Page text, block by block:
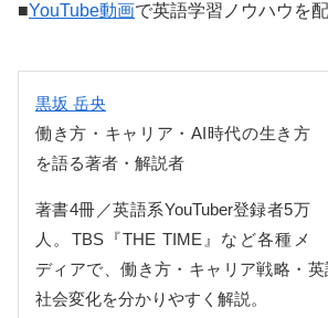
■YouTube動画で英語学習ノウハウを配
黒坂 岳央
働き方・キャリア・AI時代の生き方
を語る著者・解説者
著書4冊／英語系YouTuber登録者5万
人。TBS『THE TIME』など各種メ
ディアで、働き方・キャリア戦略・
社会変化を分かりやすく解説。